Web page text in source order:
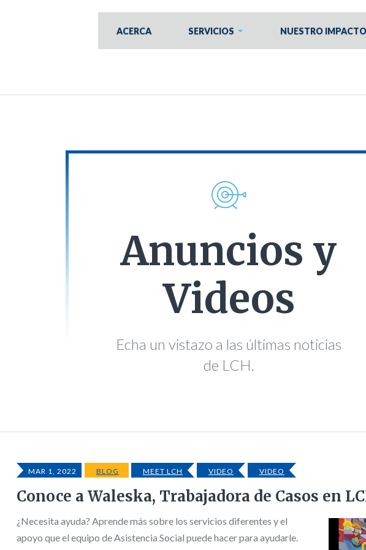
ACERCA SERVICIOS NUESTRO IMPACTO
Anuncios y
Videos
Echa un vistazo a las últimas noticias
de LCH.
MAR 1, 2022 BLOG MEET LCH VIDEO VIDEO
Conoce a Waleska, Trabajadora de Casos en
¿Necesita ayuda? Aprende más sobre los servicios diferentes y el
apoyo que el equipo de Asistencia Social puede hacer para ayudarle.